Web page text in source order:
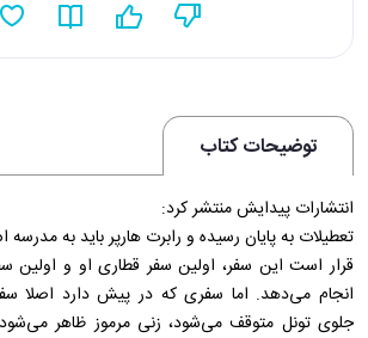
توضیحات کتاب
انتشارات پیدایش منتشر کرد:
تعطیلات به پایان رسیده و رابرت هارپر باید به مدرسه
قرار است این سفر، اولین سفر قطاری او و اولین
انجام می‌دهد. اما سفری که در پیش‌ دارد‌ اصلا‌
جلوی تونل‌ متوقف می‌شود، زنی مرموز ظاهر